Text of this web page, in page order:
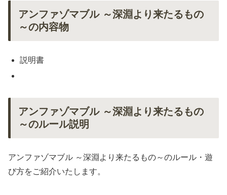
アンファゾマブル ～深淵より来たるもの
～の内容物
説明書
アンファゾマブル ～深淵より来たるもの
～のルール説明
アンファゾマブル ～深淵より来たるもの～のルール・遊
び方をご紹介いたします。